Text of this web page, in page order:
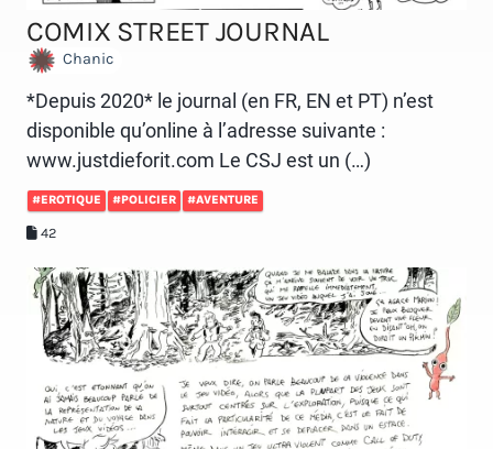
COMIX STREET JOURNAL
Chanic
*Depuis 2020* le journal (en FR, EN et PT) n’est
disponible qu’online à l’adresse suivante :
www.justdieforit.com Le CSJ est un (…)
#EROTIQUE #POLICIER #AVENTURE
42